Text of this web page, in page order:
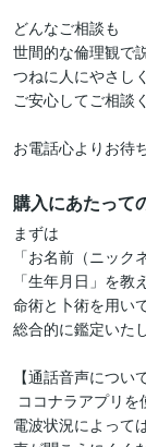
どんなご相談も
世間的な倫理観で
つねに人にやさし
ご安心してご相談
お電話心よりお待
購入にあたって
まずは
「お名前（ニック
「生年月日」を教
命術と卜術を用い
総合的に鑑定いた
【通話音声につい
電波状況によって